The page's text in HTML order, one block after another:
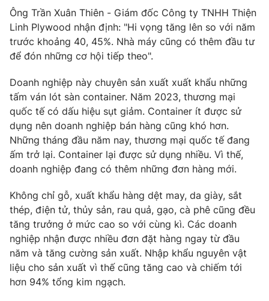
Emagazine Podcast
Photo Infographic
Video Shorts video
VTV Money VTV Thể thao
VTV Sức khoẻ Bất động sản
VTV4 Vươn mình bằng AI
VTV9 VTV8
Liên hệ tòa soạn
Ông Trần Xuân Thiên - Giám đốc Công ty TNHH Thiện
Linh Plywood nhận định: "Hi vọng tăng lên so với năm
trước khoảng 40, 45%. Nhà máy cũng có thêm đầu tư
để đón những cơ hội tiếp theo".
Doanh nghiệp này chuyên sản xuất xuất khẩu những
tấm ván lót sàn container. Năm 2023, thương mại
quốc tế có dấu hiệu sụt giảm. Container ít được sử
dụng nên doanh nghiệp bán hàng cũng khó hơn.
Những tháng đầu năm nay, thương mại quốc tế đang
ấm trở lại. Container lại được sử dụng nhiều. Vì thế,
doanh nghiệp đang có thêm những đơn hàng mới.
Không chỉ gỗ, xuất khẩu hàng dệt may, da giày, sắt
thép, điện tử, thủy sản, rau quả, gạo, cà phê cũng đều
tăng trưởng ở mức cao so với cùng kì. Các doanh
nghiệp nhận được nhiều đơn đặt hàng ngay từ đầu
năm và tăng cường sản xuất. Nhập khẩu nguyên vật
liệu cho sản xuất vì thế cũng tăng cao và chiếm tới
hơn 94% tổng kim ngạch.